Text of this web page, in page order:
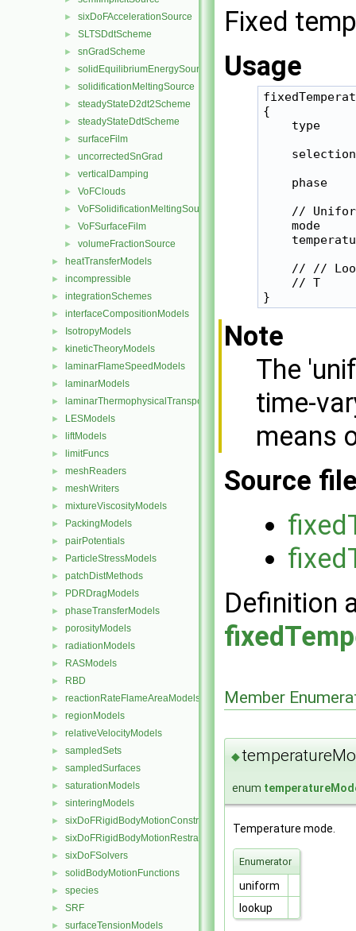
► sixDoFAccelerationSource
► SLTSDdtScheme
► snGradScheme
► solidEquilibriumEnergySource
► solidificationMeltingSource
► steadyStateD2dt2Scheme
► steadyStateDdtScheme
► surfaceFilm
► uncorrectedSnGrad
► verticalDamping
► VoFClouds
► VoFSolidificationMeltingSource
► VoFSurfaceFilm
► volumeFractionSource
► heatTransferModels
► incompressible
► integrationSchemes
► interfaceCompositionModels
► IsotropyModels
► kineticTheoryModels
► laminarFlameSpeedModels
► laminarModels
► laminarThermophysicalTransportModels
► LESModels
► liftModels
► limitFuncs
► meshReaders
► meshWriters
► mixtureViscosityModels
► PackingModels
► pairPotentials
► ParticleStressModels
► patchDistMethods
► PDRDragModels
► phaseTransferModels
► porosityModels
► radiationModels
► RASModels
► RBD
► reactionRateFlameAreaModels
► regionModels
► relativeVelocityModels
► sampledSets
► sampledSurfaces
► saturationModels
► sinteringModels
► sixDoFRigidBodyMotionConstraints
► sixDoFRigidBodyMotionRestraints
► sixDoFSolvers
► solidBodyMotionFunctions
► species
► SRF
► surfaceTensionModels
Fixed
Usage
{
type
phase
//
mode
// //
// T
Note
The
time-
means
Source
Definition
Member
◆
enum
Temperature mode.
Enumerator
uniform
lookup